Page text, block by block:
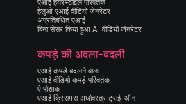
एआई हेयरस्टाइल परिवर्तक
हेलुओ एआई वीडियो जेनरेटर
अप्रतिबंधित एआई
बिना सेंसर किया हुआ AI वीडियो जेनरेटर
कपड़े की अदला-बदली
एआई कपड़े बदलने वाला
एआई वीडियो कपड़े परिवर्तक
ऐ पोशाक
एआई क्रिसमस अधोवस्त्र ट्राई-ऑन